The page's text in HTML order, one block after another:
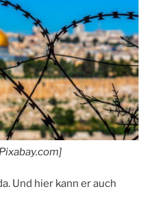
Und hier kann er auch